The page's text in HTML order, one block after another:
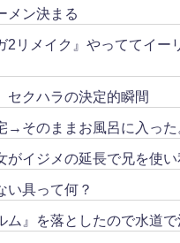
メン決まる
2リメイク』やっててイ
セクハラの決定的瞬間
→そのままお風呂に入っ
がイジメの延長で兄を使
い具って何？
ム』を落としたので水道